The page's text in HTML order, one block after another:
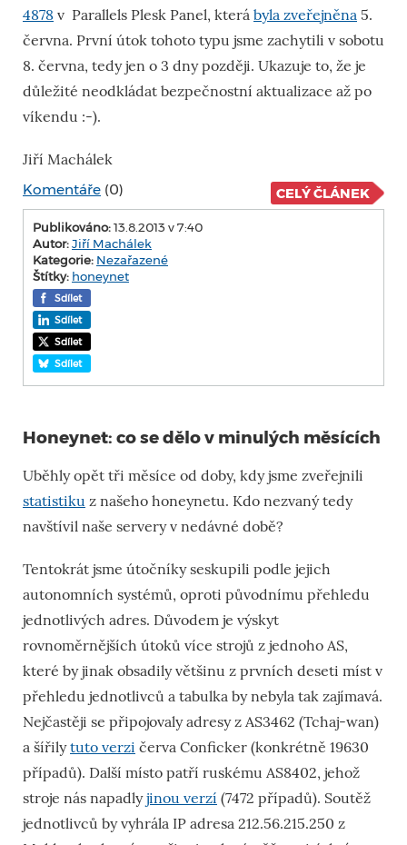
4878 v Parallels Plesk Panel, která byla zveřejněna 5.
června. První útok tohoto typu jsme zachytili v sobotu
8. června, tedy jen o 3 dny později. Ukazuje to, že je
důležité neodkládat bezpečnostní aktualizace až po
víkendu :-).
Jiří Machálek
Komentáře (0) CELÝ ČLÁNEK
Publikováno:13.8.2013 v 7:40
Autor:Jiří Machálek
Kategorie: Nezařazené
Štítky: honeynet
Sdílet
Sdílet
Sdílet
Sdílet
Honeynet: co se dělo v minulých měsících
Uběhly opět tři měsíce od doby, kdy jsme zveřejnili
statistiku z našeho honeynetu. Kdo nezvaný tedy
navštívil naše servery v nedávné době?
Tentokrát jsme útočníky seskupili podle jejich
autonomních systémů, oproti původnímu přehledu
jednotlivých adres. Důvodem je výskyt
rovnoměrnějších útoků více strojů z jednoho AS,
které by jinak obsadily většinu z prvních deseti míst v
přehledu jednotlivců a tabulka by nebyla tak zajímavá.
Nejčastěji se připojovaly adresy z AS3462 (Tchaj-wan)
a šířilytuto verzi červa Conficker (konkrétně 19630
případů). Další místo patří ruskému AS8402, jehož
stroje nás napadlyjinou verzí (7472 případů). Soutěž
jednotlivců by vyhrála IP adresa 212.56.215.250 z